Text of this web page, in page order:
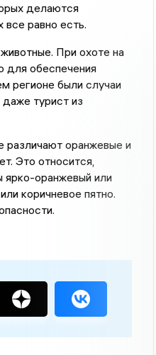
делаются
все равно есть.
При охоте на
для обеспечения
регионе были случаи
турист из
различают оранжевые и
Это относится,
ярко-оранжевый или
коричневое пятно.